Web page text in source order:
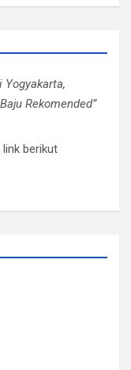
Rekomended”
berikut